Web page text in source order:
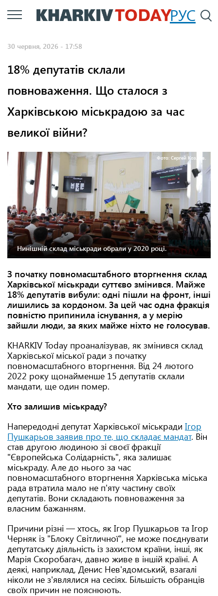
Перейти
до
РУС
30 червня, 2026 - 17:58
18% депутатів склали
повноваження. Що сталося з
Харківською міськрадою за час
великої війни?
Фото: Сергей Козлов.
Нинішній склад міськради обрали у 2020 році.
З початку повномасштабного вторгнення склад
Харківської міськради суттєво змінився. Майже
18% депутатів вибули: одні пішли на фронт, інші
лишились за кордоном. За цей час одна фракція
повністю припинила існування, а у мерію
зайшли люди, за яких майже ніхто не голосував.
KHARKIV Today проаналізував, як змінився склад
Харківської міської ради з початку
повномасштабного вторгнення. Від 24 лютого
2022 року щонайменше 15 депутатів склали
мандати, ще один помер.
Хто залишив міськраду?
Напередодні депутат Харківської міськради Ігор
Пушкарьов заявив про те, що складає мандат. Він
став другою людиною зі своєї фракції
"Європейська Солідарність", яка залишає
міськраду. Але до нього за час
повномасштабного вторгнення Харківська міська
рада втратила мало не п'яту частину своїх
депутатів. Вони складають повноваження за
власним бажанням.
Причини різні — хтось, як Ігор Пушкарьов та Ігор
Черняк із "Блоку Світличної", не може поєднувати
депутатську діяльність із захистом країни, інші, як
Марія Скоробагач, давно живе в іншій країні. А
деякі, наприклад, Денис Нев'ядомський, взагалі
ніколи не з'являлися на сесіях. Більшість обранців
своїх причин не пояснюють.